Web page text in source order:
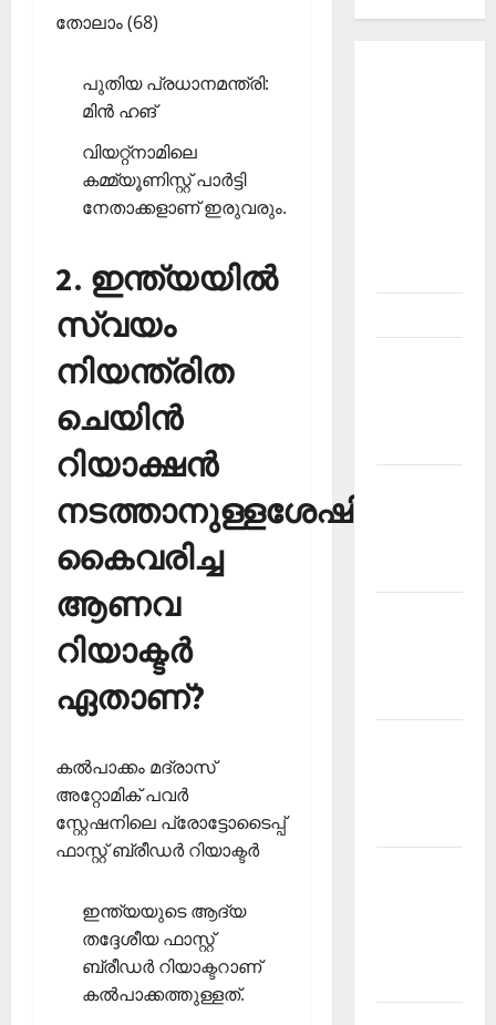
തോലാം (68)
പുതിയ പ്രധാനമന്ത്രി:
മിന്‍ ഹങ്
വിയറ്റ്‌നാമിലെ
കമ്മ്യൂണിസ്റ്റ് പാര്‍ട്ടി
നേതാക്കളാണ് ഇരുവരും.
2. ഇന്ത്യയില്‍
സ്വയം
നിയന്ത്രിത
ചെയിന്‍
റിയാക്ഷന്‍
നടത്താനുള്ളശേഷി
കൈവരിച്ച
ആണവ
റിയാക്ടര്‍
ഏതാണ്?
കല്‍പാക്കം മദ്രാസ്
അറ്റോമിക് പവര്‍
സ്റ്റേഷനിലെ പ്രോട്ടോടൈപ്പ്
ഫാസ്റ്റ് ബ്രീഡര്‍ റിയാക്ടര്‍
ഇന്ത്യയുടെ ആദ്യ
തദ്ദേശീയ ഫാസ്റ്റ്
ബ്രീഡര്‍ റിയാക്ടറാണ്
കല്‍പാക്കത്തുള്ളത്.